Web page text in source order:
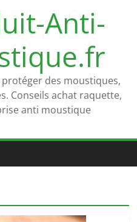
Anti-
des moustiques,
Conseils achat raquette,
anti moustique